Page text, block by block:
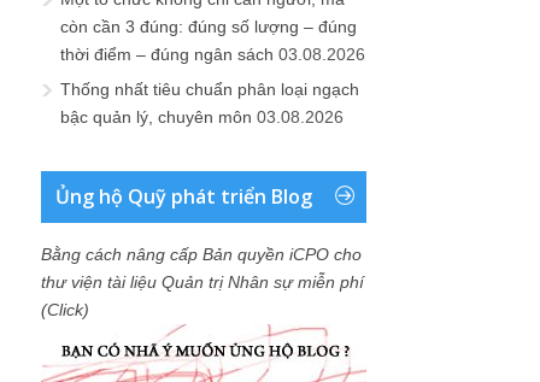
còn cần 3 đúng: đúng số lượng – đúng
thời điểm – đúng ngân sách 03.08.2026
Thống nhất tiêu chuẩn phân loại ngạch
bậc quản lý, chuyên môn 03.08.2026
Ủng hộ Quỹ phát triển Blog
Bằng cách nâng cấp Bản quyền iCPO cho
thư viện tài liệu Quản trị Nhân sự miễn phí
(Click)